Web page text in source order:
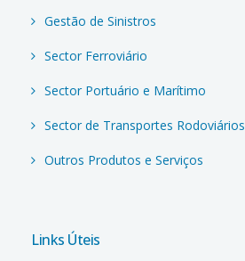
Gestão de Sinistros
Sector Ferroviário
Sector Portuário e Marítimo
Sector de Transportes Rodoviários
Outros Produtos e Serviços
Links Úteis